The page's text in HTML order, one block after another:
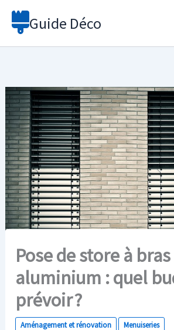
Aller
Guide Déco
Pose de store à
aluminium : quel
prévoir ?
Aménagement et rénovation Menuiseries